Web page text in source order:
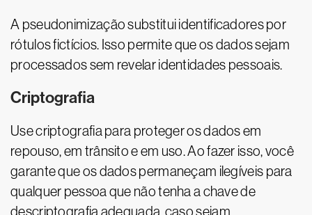
A pseudonimização substitui identificadores por
rótulos fictícios. Isso permite que os dados sejam
processados sem revelar identidades pessoais.
Criptografia
Use criptografia para proteger os dados em
repouso, em trânsito e em uso. Ao fazer isso, você
garante que os dados permaneçam ilegíveis para
qualquer pessoa que não tenha a chave de
descriptografia adequada, caso sejam